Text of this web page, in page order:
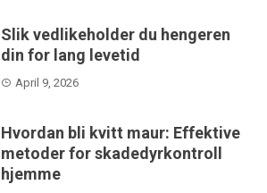
Slik vedlikeholder du hengeren
din for lang levetid
April 9, 2026
Hvordan bli kvitt maur: Effektive
metoder for skadedyrkontroll
hjemme